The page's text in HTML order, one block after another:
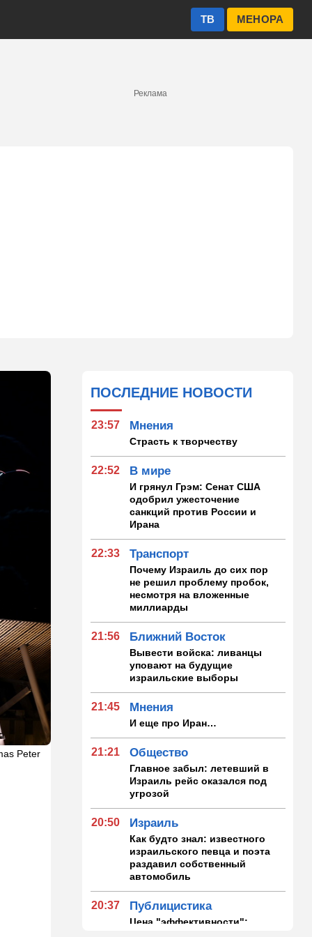
МЕНОРА
ТВ
Реклама
Peter
ПОСЛЕДНИЕ НОВОСТИ
23:57 Мнения
Страсть к творчеству
22:52 В мире
И грянул Грэм: Сенат США
одобрил ужесточение
санкций против России и
Ирана
22:33 Транспорт
Почему Израиль до сих пор
не решил проблему пробок,
несмотря на вложенные
миллиарды
21:56 Ближний Восток
Вывести войска: ливанцы
уповают на будущие
израильские выборы
21:45 Мнения
И еще про Иран…
21:21 Общество
Главное забыл: летевший в
Израиль рейс оказался под
угрозой
20:50 Израиль
Как будто знал: известного
израильского певца и поэта
раздавил собственный
автомобиль
20:37 Публицистика
Цена "эффективности":